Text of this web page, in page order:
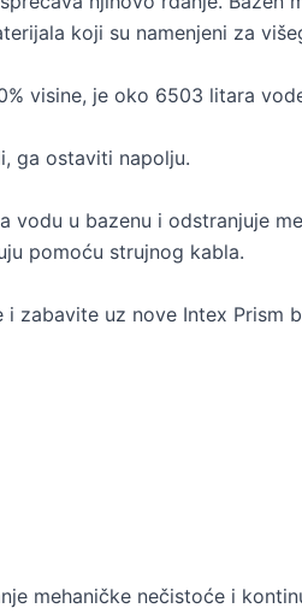
koji su namenjeni za
visine, je oko 6503 litara
ga ostaviti napolju.
u bazenu i odstranjuje
pomoću strujnog kabla.
zabavite uz nove Intex Prism
mehaničke nečistoće i